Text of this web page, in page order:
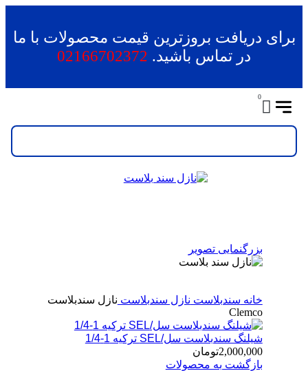
برای دریافت بروزترین قیمت محصولات با ما
در تماس باشید. 02166702372
0
بزرگنمایی تصویر
خانه سندبلاست نازل سندبلاست نازل سندبلاست
Clemco
شیلنگ سندبلاست سل/SEL ترکیه 1-1/4
2,000,000تومان
بازگشت به محصولات